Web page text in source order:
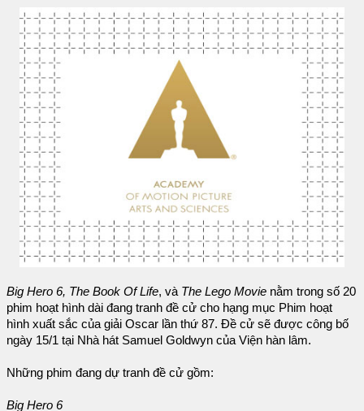
Big Hero 6, The Book Of Life, và The Lego Movie nằm trong số 20
phim hoạt hình dài đang tranh đề cử cho hạng mục Phim hoạt
hình xuất sắc của giải Oscar lần thứ 87. Đề cử sẽ được công bố
ngày 15/1 tại Nhà hát Samuel Goldwyn của Viện hàn lâm.
Những phim đang dự tranh đề cử gồm:
Big Hero 6